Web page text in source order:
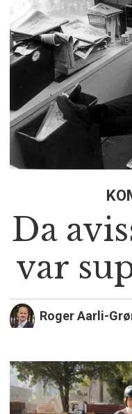
Da
var
Roger Aarli-